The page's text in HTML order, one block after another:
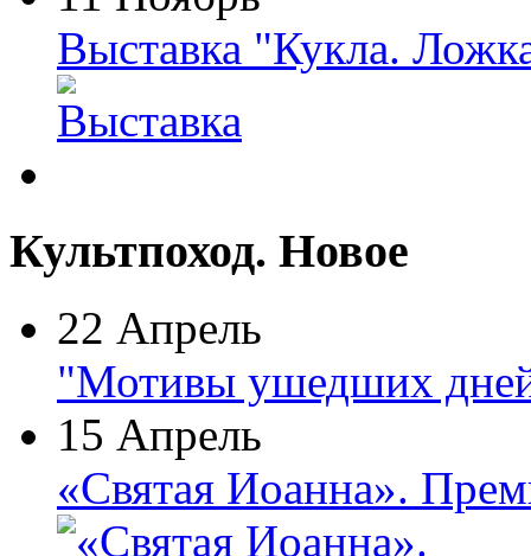
Выставка "Кукла.
Культпоход. Новое
22 Апрель
"Мотивы ушедших
15 Апрель
«Святая Иоанна».